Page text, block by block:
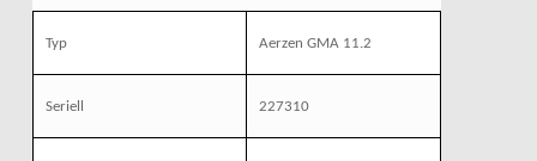
Typ Aerzen GMA 11.2
Seriell 227310